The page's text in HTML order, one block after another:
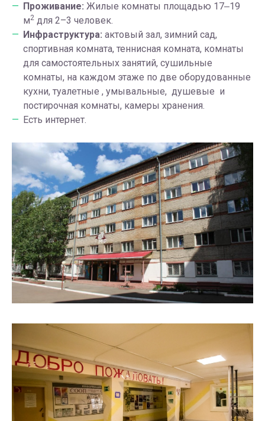
Проживание: Жилые комнаты площадью 17‒19
м2 для 2–3 человек.
Инфраструктура: актовый зал, зимний сад,
спортивная комната, теннисная комната, комнаты
для самостоятельных занятий, сушильные
комнаты, на каждом этаже по две оборудованные
кухни, туалетные , умывальные, душевые и
постирочная комнаты, камеры хранения.
Есть интернет.